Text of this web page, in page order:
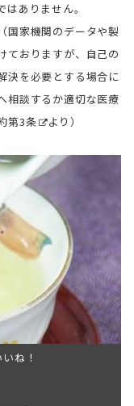
ありません。
国家機関のデータや製
ておりますが、自己の
決を必要とする場合に
相談するか適切な医療
第3条 より）
ね！